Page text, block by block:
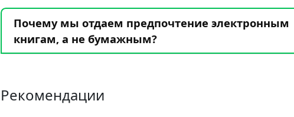
Почему мы отдаем предпочтение электронным
книгам, а не бумажным?
Рекомендации